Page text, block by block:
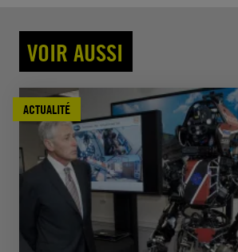
VOIR AUSSI
ACTUALITÉ